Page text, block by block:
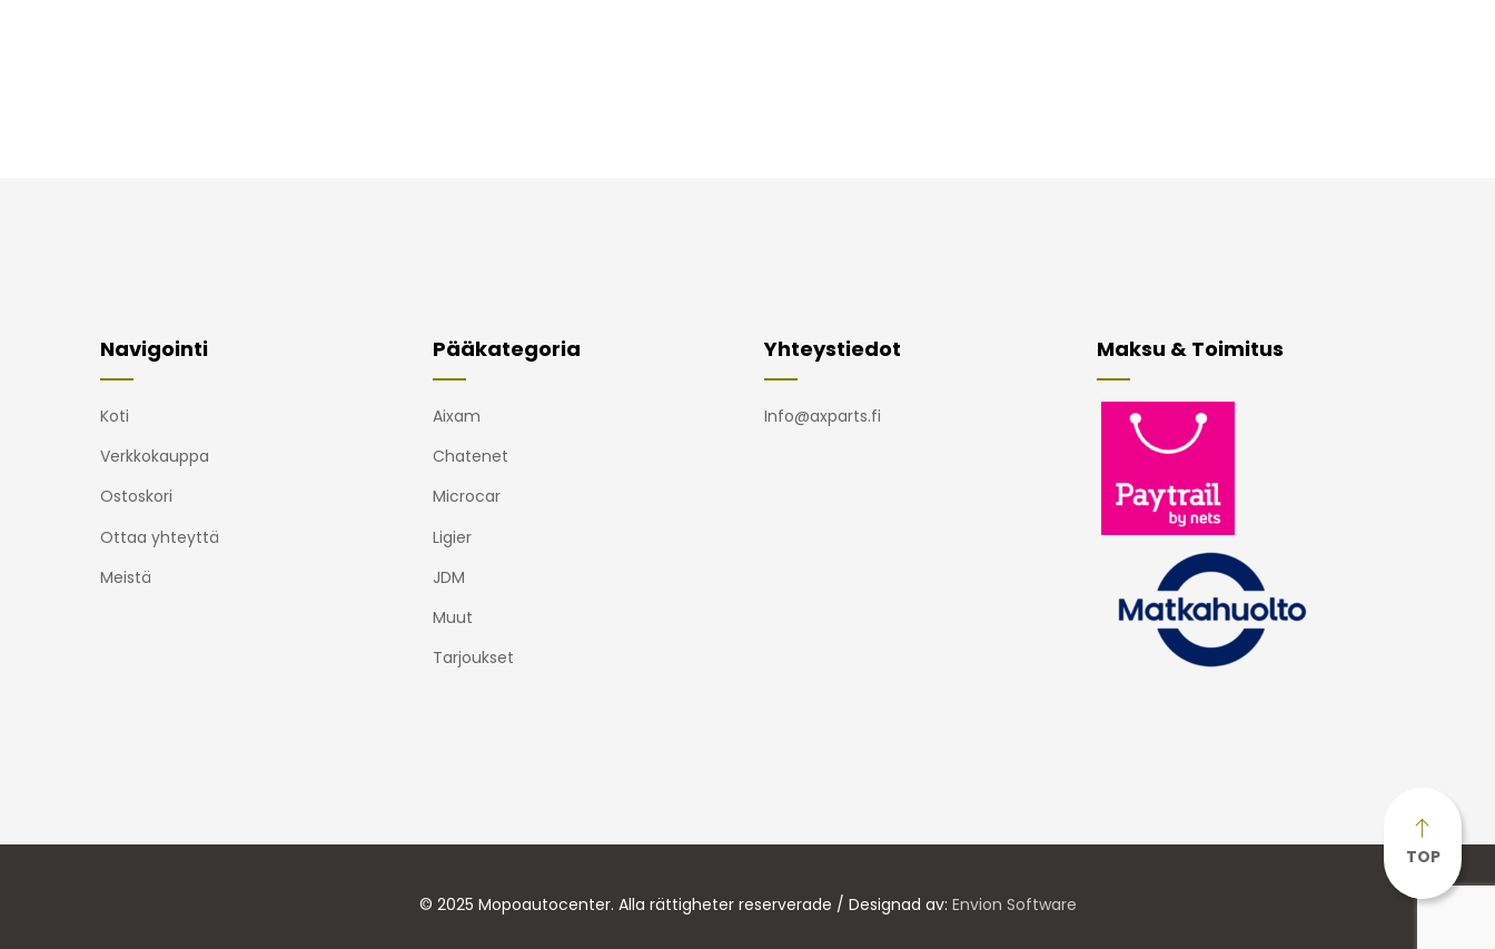
Navigointi
Koti
Verkkokauppa
Ostoskori
Ottaa yhteyttä
Meistä
Pääkategoria
Aixam
Chatenet
Microcar
Ligier
JDM
Muut
Tarjoukset
Yhteystiedot
Info@axparts.fi
Maksu & Toimitus
TOP
© 2025 Mopoautocenter. Alla rättigheter reserverade / Designad av: Envion Software